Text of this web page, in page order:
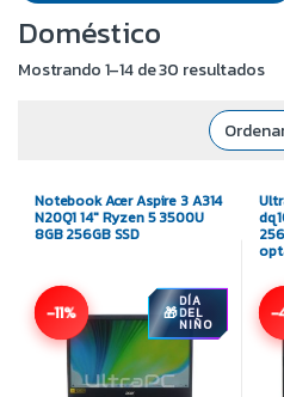
Doméstico
Mostrando 1–14 de 30 resultados
Notebook Acer Aspire 3 A314
N20Q1 14″ Ryzen 5 3500U
8GB 256GB SSD
-11% DÍA
DEL
NIÑO -